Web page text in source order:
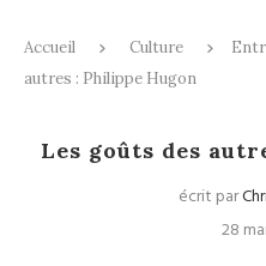
Accueil Culture
autres : Philippe Hugon
Les goûts des
écrit par
28